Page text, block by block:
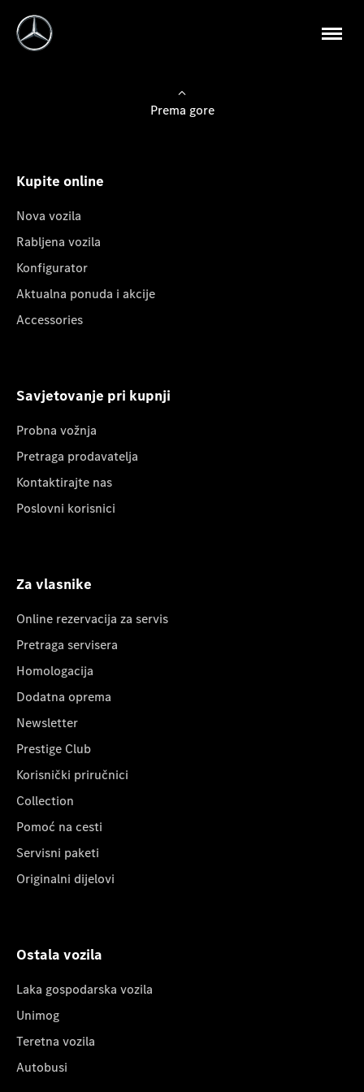
Prema gore
Kupite online
Nova vozila
Rabljena vozila
Konfigurator
Aktualna ponuda i akcije
Accessories
Savjetovanje pri kupnji
Probna vožnja
Pretraga prodavatelja
Kontaktirajte nas
Poslovni korisnici
Za vlasnike
Online rezervacija za servis
Pretraga servisera
Homologacija
Dodatna oprema
Newsletter
Prestige Club
Korisnički priručnici
Collection
Pomoć na cesti
Servisni paketi
Originalni dijelovi
Ostala vozila
Laka gospodarska vozila
Unimog
Teretna vozila
Autobusi